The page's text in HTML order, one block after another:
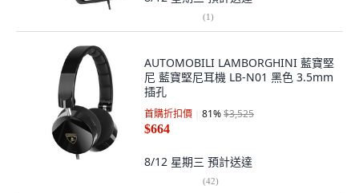
(1)
AUTOMOBILI LAMBORGHINI 藍寶堅
尼 藍寶堅尼耳機 LB-N01 黑色 3.5mm
插孔
首購折扣價 81%$3,525
$664
8/12 星期三 預計送達
(42)